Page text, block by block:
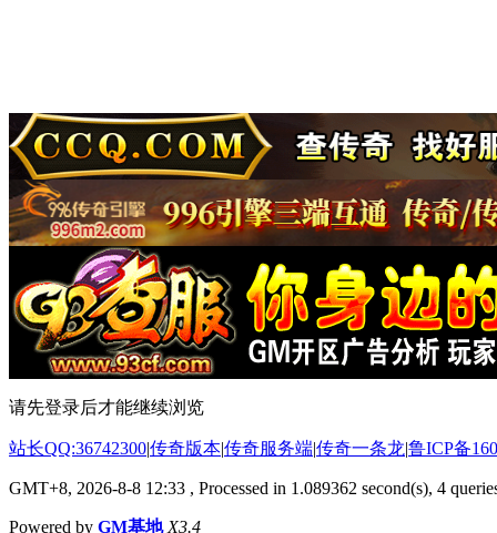
请先登录后才能继续浏览
站长QQ:36742300|传奇版本|传奇服务端|传奇一条龙|鲁ICP备
GMT+8, 2026-8-8 12:33 , Processed in 1.089362 second(s), 4
Powered by GM基地 X3.4